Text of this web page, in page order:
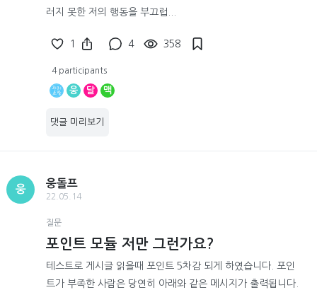
러지 못한 저의 행동을 부끄럽...
1 4 358
4 participants
웅 달 맥
댓글 미리보기
웅
웅돌프
22.05.14
질문
포인트 모듈 저만 그런가요?
테스트로 게시글 읽을때 포인트 5차감 되게 하였습니다. 포인
트가 부족한 사람은 당연히 아래와 같은 메시지가 출력됩니다.